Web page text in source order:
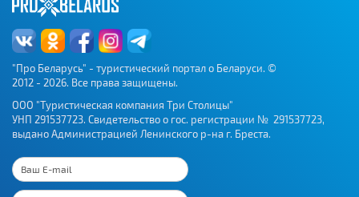
"Про Беларусь" - туристический портал о Беларуси. ©
2012 - 2026. Все права защищены.
ООО "Туристическая компания Три Столицы"
УНП 291537723. Свидетельство о гос. регистрации № 291537723,
выдано Администрацией Ленинского р-на г. Бреста.